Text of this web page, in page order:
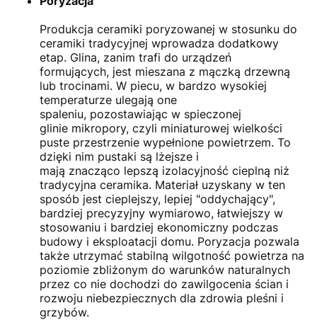
Produkcja ceramiki poryzowanej w stosunku do
ceramiki tradycyjnej wprowadza dodatkowy
etap. Glina, zanim trafi do urządzeń
formujących, jest mieszana z mączką drzewną
lub trocinami. W piecu, w bardzo wysokiej
temperaturze ulegają one
spaleniu, pozostawiając w spieczonej
glinie mikropory, czyli miniaturowej wielkości
puste przestrzenie wypełnione powietrzem. To
dzięki nim pustaki są lżejsze i
mają znacząco lepszą izolacyjność cieplną niż
tradycyjna ceramika. Materiał uzyskany w ten
sposób jest cieplejszy, lepiej "oddychający",
bardziej precyzyjny wymiarowo, łatwiejszy w
stosowaniu i bardziej ekonomiczny podczas
budowy i eksploatacji domu. Poryzacja pozwala
także utrzymać stabilną wilgotność powietrza na
poziomie zbliżonym do warunków naturalnych
przez co nie dochodzi do zawilgocenia ścian i
rozwoju niebezpiecznych dla zdrowia pleśni i
grzybów.